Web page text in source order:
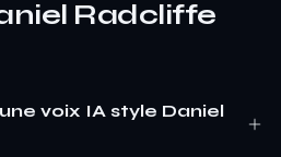
Radcliffe
voix IA style Daniel